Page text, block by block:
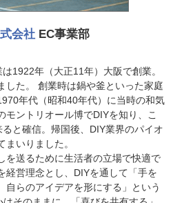
会社 EC事業部
1922年（大正11年）大阪で創業。
した。 創業時は鍋や釜といった家庭
年代（昭和40年代）に当時の和気
モントリオール博でDIYを知り、こ
と確信。帰国後、DIY業界のパイオ
いりました。
を送るために生活者の立場で快適で
経営理念とし、DIYを通して「手を
自らのアイデアを形にする」という